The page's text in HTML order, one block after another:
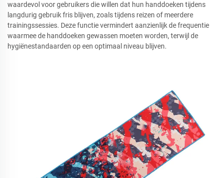
waardevol voor gebruikers die willen dat hun handdoeken tijdens
langdurig gebruik fris blijven, zoals tijdens reizen of meerdere
trainingssessies. Deze functie vermindert aanzienlijk de frequentie
waarmee de handdoeken gewassen moeten worden, terwijl de
hygiënestandaarden op een optimaal niveau blijven.